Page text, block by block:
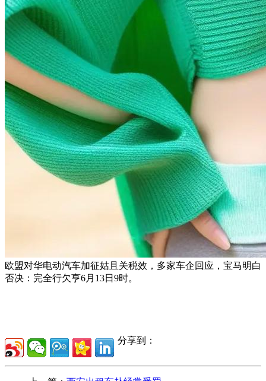
欧盟对华电动汽车加征姑且关税效，多家车企回应，宝马明白
否决：完全行欠亨6月13日9时。
分享到：